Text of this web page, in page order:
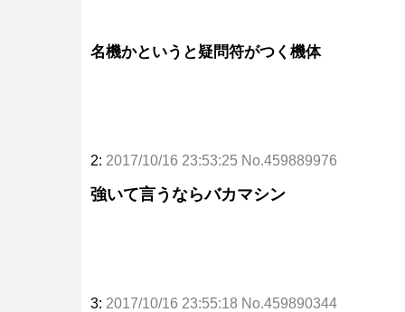
名機かというと疑問符がつく機体
2: 2017/10/16 23:53:25 No.459889976
強いて言うならバカマシン
3: 2017/10/16 23:55:18 No.459890344